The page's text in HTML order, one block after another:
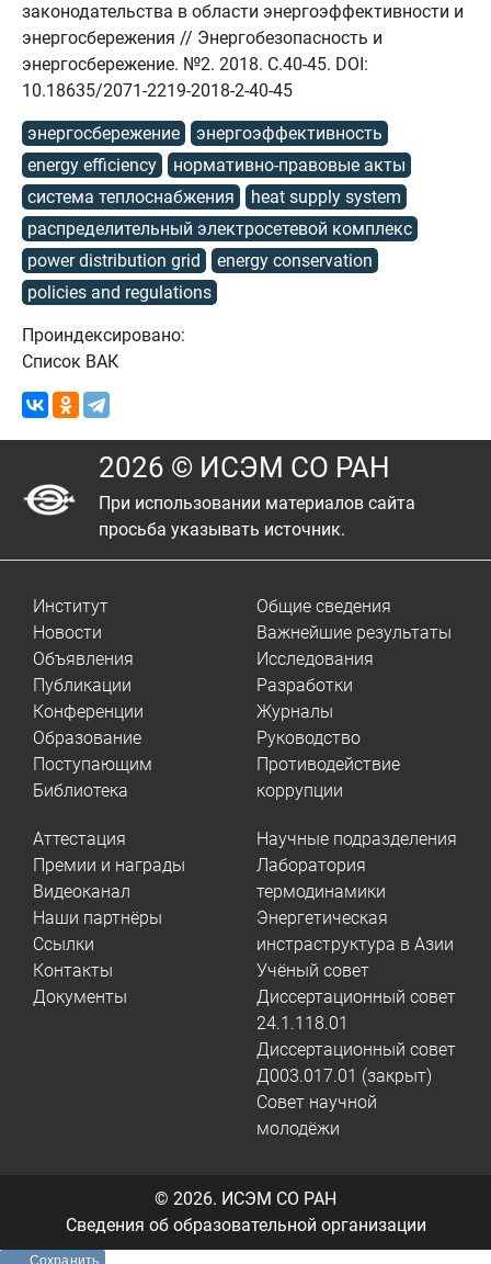
законодательства в области энергоэффективности и
энергосбережения // Энергобезопасность и
энергосбережение. №2. 2018. C.40-45. DOI:
10.18635/2071-2219-2018-2-40-45
энергосбережение
энергоэффективность
energy efficiency
нормативно-правовые акты
система теплоснабжения
heat supply system
распределительный электросетевой комплекс
power distribution grid
energy conservation
policies and regulations
Проиндексировано:
Список ВАК
2026 © ИСЭМ СО РАН
При использовании материалов сайта
просьба указывать источник.
Институт
Новости
Объявления
Публикации
Конференции
Образование
Поступающим
Библиотека
Общие сведения
Важнейшие результаты
Исследования
Разработки
Журналы
Руководство
Противодействие
коррупции
Аттестация
Премии и награды
Видеоканал
Наши партнёры
Ссылки
Контакты
Документы
Научные подразделения
Лаборатория
термодинамики
Энергетическая
инстраструктура в Азии
Учёный совет
Диссертационный совет
24.1.118.01
Диссертационный совет
Д003.017.01 (закрыт)
Совет научной
молодёжи
© 2026. ИСЭМ СО РАН
Сведения об образовательной организации
Сохранить